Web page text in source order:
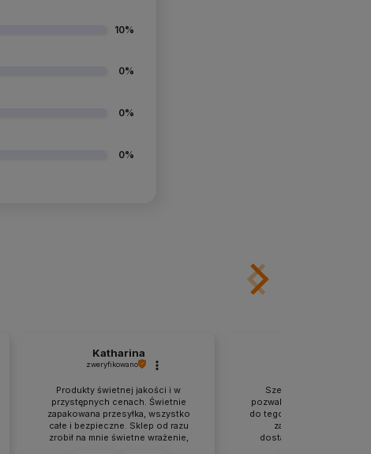
10%
0%
0%
0%
Katharina
zweryfikowano
Produkty świetnej jakości i w
przystępnych cenach. Świetnie
zapakowana przesyłka, wszystko
całe i bezpieczne. Sklep od razu
zrobił na mnie świetne wrażenie,
Szeroka gama
pozwala na
do tego fajne promki mają
zapakowana starannie
dostarczona w